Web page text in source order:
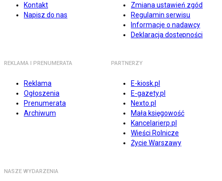
Kontakt
Napisz do nas
Zmiana ustawień zgód
Regulamin serwisu
Informacje o nadawcy
Deklaracja dostępności
REKLAMA I PRENUMERATA
Reklama
Ogłoszenia
Prenumerata
Archiwum
PARTNERZY
E-kiosk.pl
E-gazety.pl
Nexto.pl
Mała księgowość
Kancelarierp.pl
Wieści Rolnicze
Życie Warszawy
NASZE WYDARZENIA